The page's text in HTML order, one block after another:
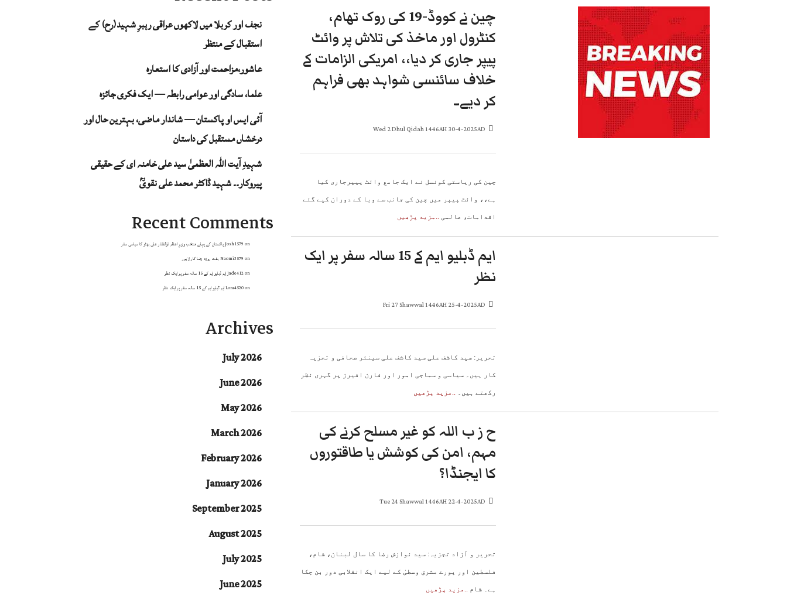
نجف اور کربلا میں لاکھوں عراقی رہبرِ شہید(رح) کے
استقبال کے منتظر
عاشور،مزاحمت اور آزادی کا استعارہ
علما، سادگی اور عوامی رابطہ — ایک فکری جائزہ
آئی ایس او پاکستان — شاندار ماضی، بہترین حال اور
درخشاں مستقبل کی داستان
شہیدِ آیت اللہ العظمیٰ سید علی خامنہ ای کے حقیقی
پیروکار۔۔ شہید ڈاکٹر محمد علی نقویؒ
Recent Comments
Josh1579 on
پاکستان کے پہلے منتخب وزیرِ اعظم ذوالفقار علی بھٹو کا سیاسی سفر
Naomi3579 on
ہفت روزہ رضا کار لاہور
Jade412on
ایم ڈبلیو ایم کے 15 سالہ سفر پر ایک نظر
Lora4520on ایم ڈبلیو ایم کے 15 سالہ سفر پر ایک نظر
Archives
July 2026
June 2026
May 2026
March 2026
February 2026
January 2026
September 2025
August 2025
July 2025
June 2025
چین نے کووڈ-19 کی روک تھام،
کنٹرول اور ماخذ کی تلاش پر وائٹ
پیپر جاری کر دیا،، امریکی الزامات کے
خلاف سائنسی شواہد بھی فراہم
کر دیے۔
Wed 2 Dhul Qidah 1446AH 30-4-2025AD
چین کی ریاستی کونسل نے ایک جامع وائٹ پیپرجاری کیا
ہے،، وائٹ پیپر میں چین کی جانب سے وبا کے دوران کیے گئے
اقدامات، عالمی ..مزید پڑھیں
ایم ڈبلیو ایم کے 15 سالہ سفر پر ایک
نظر
Fri 27 Shawwal 1446AH 25-4-2025AD
تحریر: سید کاشف علی سید کاشف علی سینئر صحافی و تجزیہ
کار ہیں۔ سیاسی و سماجی امور اور فارن افیرز پر گہری نظر
رکھتے ہیں۔ ..مزید پڑھیں
ح ز ب اللہ کو غیر مسلح کرنے کی
مہم، امن کی کوشش یا طاقتوروں
کا ایجنڈا؟
Tue 24 Shawwal 1446AH 22-4-2025AD
تحریر و آزاد تجزیہ: سید نوازش رضا کا سال لبنان، شام،
فلسطین اور پورے مشرق وسطیٰ کے لیے ایک انقلابی دور بن چکا
ہے۔ شام ..مزید پڑھیں